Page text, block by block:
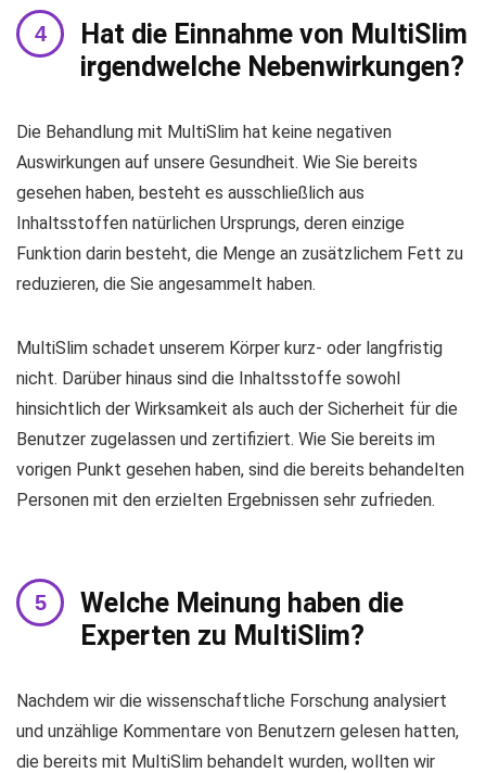
Hat die Einnahme von MultiSlim
irgendwelche Nebenwirkungen?
Die Behandlung mit MultiSlim hat keine negativen
Auswirkungen auf unsere Gesundheit. Wie Sie bereits
gesehen haben, besteht es ausschließlich aus
Inhaltsstoffen natürlichen Ursprungs, deren einzige
Funktion darin besteht, die Menge an zusätzlichem Fett zu
reduzieren, die Sie angesammelt haben.
MultiSlim schadet unserem Körper kurz- oder langfristig
nicht. Darüber hinaus sind die Inhaltsstoffe sowohl
hinsichtlich der Wirksamkeit als auch der Sicherheit für die
Benutzer zugelassen und zertifiziert. Wie Sie bereits im
vorigen Punkt gesehen haben, sind die bereits behandelten
Personen mit den erzielten Ergebnissen sehr zufrieden.
Welche Meinung haben die
Experten zu MultiSlim?
Nachdem wir die wissenschaftliche Forschung analysiert
und unzählige Kommentare von Benutzern gelesen hatten,
die bereits mit MultiSlim behandelt wurden, wollten wir